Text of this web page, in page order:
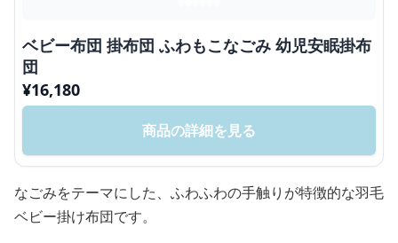
ベビー布団 掛布団 ふわもこなごみ 幼児安眠掛布
団
¥16,180
商品の詳細を見る
なごみをテーマにした、ふわふわの手触りが特徴的な羽毛
ベビー掛け布団です。